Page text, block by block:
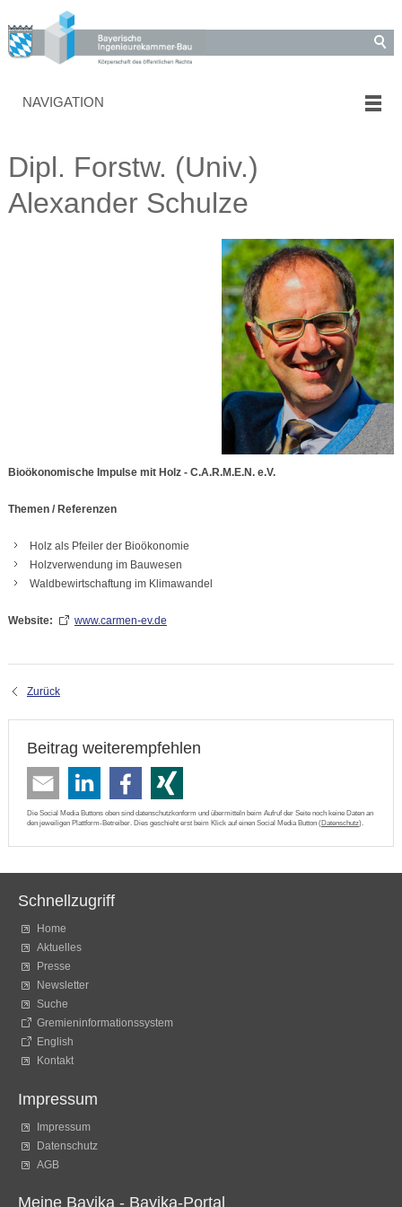
NAVIGATION
Dipl. Forstw. (Univ.)
Alexander Schulze
Bioökonomische Impulse mit Holz - C.A.R.M.E.N. e.V.
Themen / Referenzen
Holz als Pfeiler der Bioökonomie
Holzverwendung im Bauwesen
Waldbewirtschaftung im Klimawandel
Website: www.carmen-ev.de
Zurück
Beitrag weiterempfehlen
Die Social Media Buttons oben sind datenschutzkonform und übermitteln beim Aufruf der Seite noch keine Daten an
den jeweiligen Plattform-Betreiber. Dies geschieht erst beim Klick auf einen Social Media Button (Datenschutz).
Schnellzugriff
Home
Aktuelles
Presse
Newsletter
Suche
Gremieninformationssystem
English
Kontakt
Impressum
Impressum
Datenschutz
AGB
Meine Bayika - Bayika-Portal